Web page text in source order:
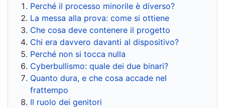
Perché il processo minorile è diverso?
La messa alla prova: come si ottiene
Che cosa deve contenere il progetto
Chi era davvero davanti al dispositivo?
Perché non si tocca nulla
Cyberbullismo: quale dei due binari?
Quanto dura, e che cosa accade nel
frattempo
Il ruolo dei genitori